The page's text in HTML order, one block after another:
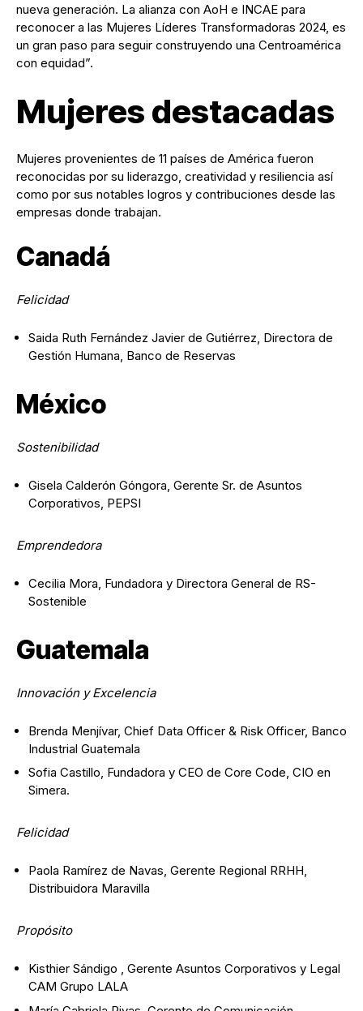
nueva generación. La alianza con AoH e INCAE para
reconocer a las Mujeres Líderes Transformadoras 2024, es
un gran paso para seguir construyendo una Centroamérica
con equidad”.
Mujeres destacadas
Mujeres provenientes de 11 países de América fueron
reconocidas por su liderazgo, creatividad y resiliencia así
como por sus notables logros y contribuciones desde las
empresas donde trabajan.
Canadá
Felicidad
Saida Ruth Fernández Javier de Gutiérrez, Directora de
Gestión Humana, Banco de Reservas
México
Sostenibilidad
Gisela Calderón Góngora, Gerente Sr. de Asuntos
Corporativos, PEPSI
Emprendedora
Cecilia Mora, Fundadora y Directora General de RS-
Sostenible
Guatemala
Innovación y Excelencia
Brenda Menjívar, Chief Data Officer & Risk Officer, Banco
Industrial Guatemala
Sofia Castillo, Fundadora y CEO de Core Code, CIO en
Simera.
Felicidad
Paola Ramírez de Navas, Gerente Regional RRHH,
Distribuidora Maravilla
Propósito
Kisthier Sándigo , Gerente Asuntos Corporativos y Legal
CAM Grupo LALA